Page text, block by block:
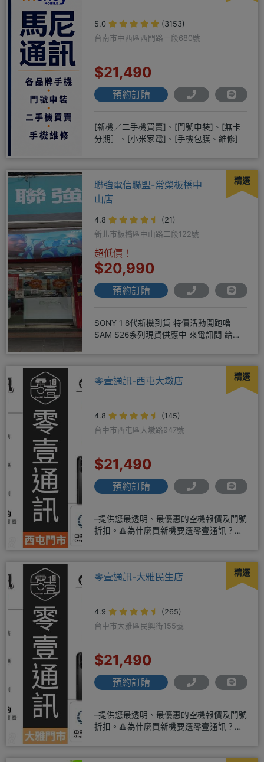
5.0
(3153)
台南市中西區西門路一段680號
$21,490
預約訂購
[新機／二手機買賣]、[門號申裝]、[無卡
分期］、[小米家電]、[手機包膜、維修]
精選
聯強電信聯盟-常榮板橋中
山店
4.8
(21)
新北市板橋區中山路二段122號
超低價！
$20,990
預約訂購
SONY 1 8代新機到貨 特價活動開跑嚕
SAM S26系列現貨供應中 來電訊問 給你
精選
零壹通訊-西屯大墩店
4.8
(145)
台中市西屯區大墩路947號
$21,490
預約訂購
–提供您最透明、最優惠的空機報價及門號
折扣。🔺為什麼買新機要選零壹通訊？
精選
零壹通訊-大雅民生店
4.9
(265)
台中市大雅區民興街155號
$21,490
預約訂購
–提供您最透明、最優惠的空機報價及門號
折扣。🔺為什麼買新機要選零壹通訊？